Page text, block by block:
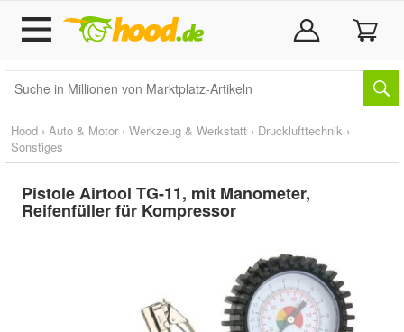
Hood › Auto & Motor › Werkzeug & Werkstatt › Drucklufttechnik ›
Sonstiges
Pistole Airtool TG-11, mit Manometer,
Reifenfüller für Kompressor